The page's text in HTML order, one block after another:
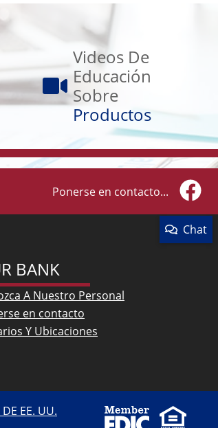
Videos De
Educación
Sobre
Productos
Productos
Ponerse en contacto...
BANK
A Nuestro Personal
en contacto
Y Ubicaciones
EE. UU.
Chat